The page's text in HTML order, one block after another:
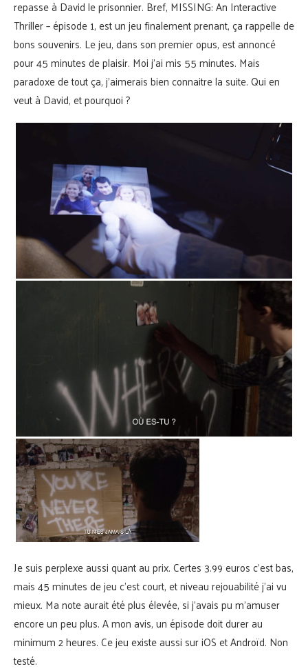
repasse à David le prisonnier. Bref, MISSING: An Interactive
Thriller – épisode 1, est un jeu finalement prenant, ça rappelle de
bons souvenirs. Le jeu, dans son premier opus, est annoncé
pour 45 minutes de plaisir. Moi j’ai mis 55 minutes. Mais
paradoxe de tout ça, j’aimerais bien connaitre la suite. Qui en
veut à David, et pourquoi ?
Je suis perplexe aussi quant au prix. Certes 3.99 euros c’est bas,
mais 45 minutes de jeu c’est court, et niveau rejouabilité j’ai vu
mieux. Ma note aurait été plus élevée, si j’avais pu m’amuser
encore un peu plus. A mon avis, un épisode doit durer au
minimum 2 heures. Ce jeu existe aussi sur iOS et Androïd. Non
testé.